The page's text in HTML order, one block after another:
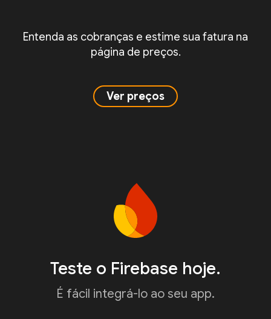
Entenda as cobranças e estime sua fatura na
página de preços.
Ver preços
Teste o Firebase hoje.
É fácil integrá-lo ao seu app.